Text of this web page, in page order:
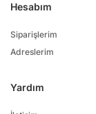
Hesabım
Siparişlerim
Adreslerim
Yardım